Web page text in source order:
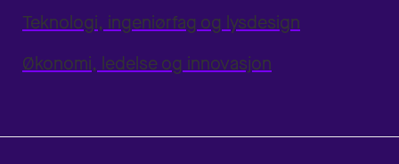
Teknologi, ingeniørfag og lysdesign
Økonomi, ledelse og innovasjon